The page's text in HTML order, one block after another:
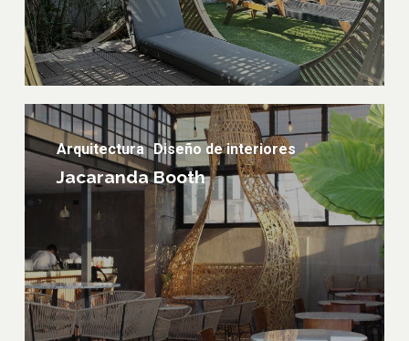
Jacaranda
boothArquitectura Diseño de interiores
Jacaranda Booth